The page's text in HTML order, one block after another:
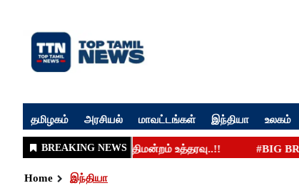
தமிழகம் அரசியல் மாவட்டங்கள் இந்தியா உலகம்
Home இந்தியா